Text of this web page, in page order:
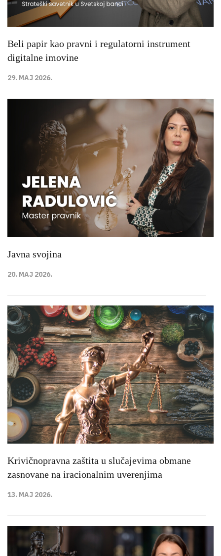
Beli papir kao pravni i regulatorni instrument
digitalne imovine
29. MAJ 2026.
Javna svojina
20. MAJ 2026.
Krivičnopravna zaštita u slučajevima obmane
zasnovane na iracionalnim uverenjima
13. MAJ 2026.